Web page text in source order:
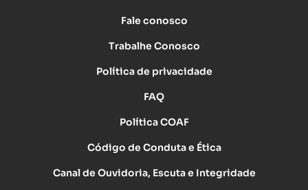
Fale conosco
Trabalhe Conosco
Política de privacidade
FAQ
Política COAF
Código de Conduta e Ética
Canal de Ouvidoria, Escuta e Integridade